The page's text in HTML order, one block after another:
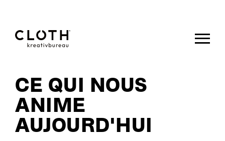
kreativbureau
- Wir sind
eine junge,
CE QUI NOUS
ANIME
AUJOURD'HUI